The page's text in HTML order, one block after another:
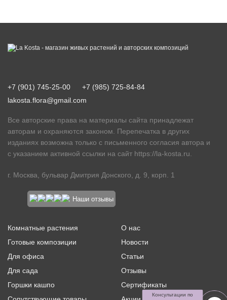
+7 (901) 745-25-00
+7 (985) 725-84-84
lakosta.flora@gmail.com
Все авторские права на материалы сайта принадлежат
авторам и охраняются законом. Перепечатка в других
изданиях возможна только с письменного согласия автора и
с указанием активной ссылки на сайт https://la-kosta.ru
г. Москва, бульвар Дмитрия Донского, д. 9, корп. 1
Наши отзывы
Комнатные растения
Готовые композиции
Для офиса
Для сада
Горшки кашпо
О нас
Новости
Статьи
Отзывы
Сертификаты
Консультации по